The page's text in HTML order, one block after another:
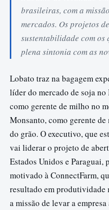
brasileiras, com a
mercados. Os projetos
sustentabilidade com os
plena sintonia com as
Lobato traz na bagagem
líder do mercado de soja no
como gerente de milho no
Monsanto, como gerente
do grão. O executivo, que
vai liderar o projeto de
Estados Unidos e Paraguai,
motivado à ConnectFarm,
resultado em produtividade
a missão de levar a